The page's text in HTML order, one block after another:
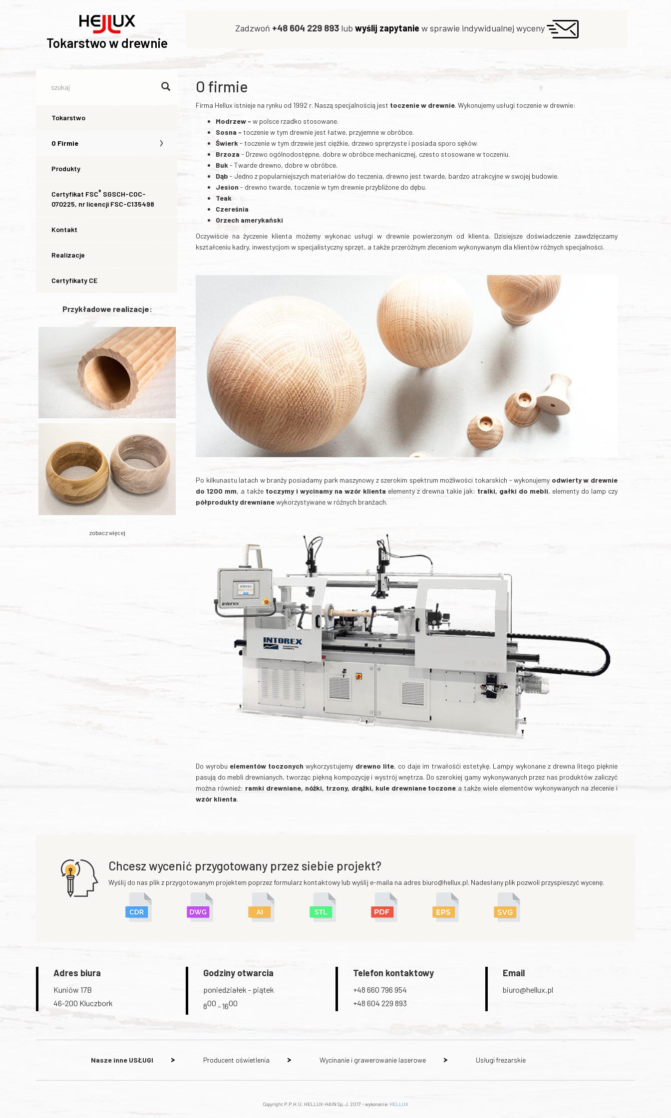
Tokarstwo w drewnie
Zadzwoń +48 604 229 893lub wyślij zapytanie w sprawie indywidualnej wyceny
Tokarstwo
O Firmie
Produkty
Certyfikat FSC® SGSCH-COC-
070225, nr licencji FSC-C135498
Kontakt
Realizacje
Certyfikaty CE
Przykładowe realizacje:
zobacz więcej
O firmie
Firma Hellux istnieje na rynku od 1992 r. Naszą specjalnością jest toczenie w drewnie. Wykonujemy usługi toczenie w drewnie:
Modrzew - w polsce rzadko stosowane.
Sosna - toczenie w tym drewnie jest łatwe, przyjemne w obróbce.
Świerk - toczenie w tym drzewie jest ciężkie, drzewo spręrzyste i posiada sporo sęków.
Brzoza - Drzewo ogólnodostępne, dobre w obróbce mechanicznej, czesto stosowane w toczeniu.
Buk - Twarde drewno, dobre w obróbce.
Dąb - Jedno z popularniejszych materiałów do teczenia, drewno jest twarde, bardzo atrakcyjne w swojej budowie.
Jesion - drewno twarde, toczenie w tym drewnie przybliżone do dębu.
Teak
Czereśnia
Orzech amerykański
Oczywiście na życzenie klienta możemy wykonac usługi w drewnie powierzonym od klienta. Dzisiejsze doświadczenie zawdzięczamy
kształceniu kadry, inwestycjom w specjalistyczny sprzęt, a także przeróżnym zleceniom wykonywanym dla klientów różnych specjalności.
Po kilkunastu latach w branży posiadamy park maszynowy z szerokim spektrum możliwości tokarskich - wykonujemy odwierty w drewnie
do 1200 mm, a także toczymy i wycinamy na wzór klienta elementy z drewna takie jak: tralki, gałki do mebli, elementy do lamp czy
półprodukty drewnianewykorzystywane w różnych branżach.
Do wyrobu elementów toczonych wykorzystujemy drewno lite, co daje im trwałośći estetykę. Lampy wykonane z drewna litego pięknie
pasują do mebli drewnianych, tworząc piękną kompozycję i wystrój wnętrza. Do szerokiej gamy wykonywanych przez nas produktów zaliczyć
można również: ramki drewniane, nóżki, trzony, drążki, kule drewniane toczone a także wiele elementów wykonywanych na zlecenie i
wzór klienta.
Chcesz wycenić przygotowany przez siebie projekt?
Wyślij do nas plik z przygotowanym projektem poprzez formularz kontaktowy lub wyślij e-maila na adres biuro@hellux.pl. Nadesłany plik pozwoli przyspieszyć wycenę.
Adres biura
Kuniów 17B
46-200 Kluczbork
Godziny otwarcia
poniedziałek - piątek
800 - 1600
Telefon kontaktowy
+48 660 796 954
+48 604 229 893
Email
biuro@hellux.pl
Nasze inne USŁUGI Producent oświetlenia Wycinanie i grawerowanie laserowe Usługi frezarskie
Copyright P.P.H.U. HELLUX-HAIN Sp. J. 2017 - wykonanie: HELLUX